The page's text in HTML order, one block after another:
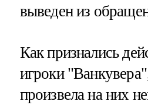
выведен из
Как признались
игроки
произвела на них